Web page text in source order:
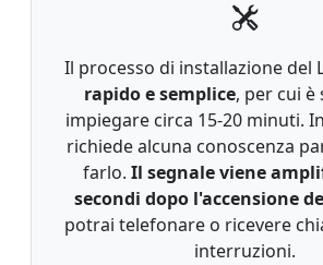
Il processo di installazione del
rapido e semplice, per cui è
impiegare circa 15-20 minuti.
richiede alcuna conoscenza
farlo. Il segnale viene
secondi dopo l'accensione
potrai telefonare o ricevere
interruzioni.